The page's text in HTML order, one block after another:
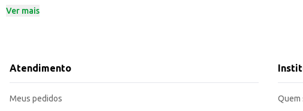
Marca: Invicto
Para manchas difíceis, pré-trate a roupa antes da lavagem.
Adequado para lavagem manual e em máquinas de lavar.
Ver mais
Atendimento
Meus pedidos Quem